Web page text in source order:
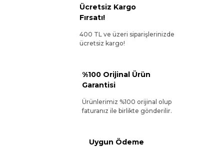
Ücretsiz Kargo
Fırsatı!
400 TL ve üzeri siparişlerinizde
ücretsiz kargo!
%100 Orijinal Ürün
Garantisi
Ürünlerimiz %100 orijinal olup
faturanız ile birlikte gönderilir.
Uygun Ödeme